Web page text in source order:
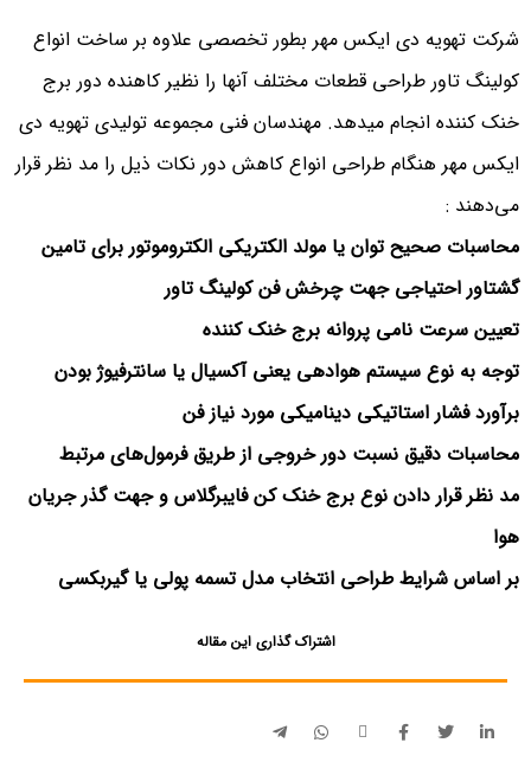
شرکت تهویه دی ایکس مهر بطور تخصصی علاوه بر ساخت انواع
کولینگ تاور طراحی قطعات مختلف آنها را نظیر کاهنده دور برج
خنک کننده انجام میدهد. مهندسان فنی مجموعه تولیدی تهویه دی
ایکس مهر هنگام طراحی انواع کاهش دور نکات ذیل را مد نظر قرار
می‌دهند :
محاسبات صحیح توان یا مولد الکتریکی الکتروموتور برای تامین
گشتاور احتیاجی جهت چرخش فن کولینگ تاور
تعیین سرعت نامی پروانه برج خنک کننده
توجه به نوع سیستم هوادهی یعنی آکسیال یا سانترفیوژ بودن
برآورد فشار استاتیکی دینامیکی مورد نیاز فن
محاسبات دقیق نسبت دور خروجی از طریق فرمول‌های مرتبط
مد نظر قرار دادن نوع برج خنک کن فایبرگلاس و جهت گذر جریان
هوا
بر اساس شرایط طراحی انتخاب مدل تسمه پولی یا گیربکسی
اشتراک گذاری این مقاله